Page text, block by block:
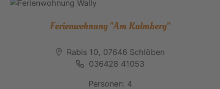
Ferienwohnung "Am Kulmberg"
Rabis 10, 07646 Schlöben
036428 41053
Personen: 4